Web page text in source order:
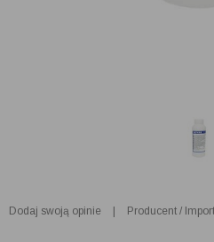
Dodaj swoją opinie Producent /